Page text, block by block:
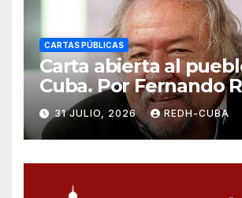
CARTAS PÚBLICAS
Carta abierta al
Cuba. Por Fernando
31 JULIO, 2026 REDH-CUBA